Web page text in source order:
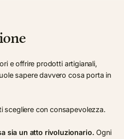
e offrire prodotti artigianali,
sapere davvero cosa porta in
scegliere con consapevolezza.
sia un atto rivoluzionario.Ogni